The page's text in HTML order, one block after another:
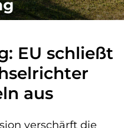
EU schließt
aus
verschärft die